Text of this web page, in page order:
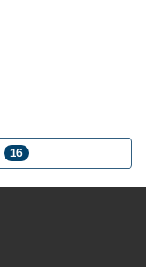
16